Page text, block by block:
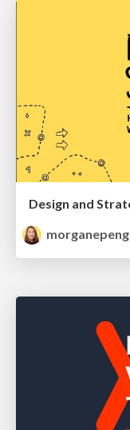
morganepeng